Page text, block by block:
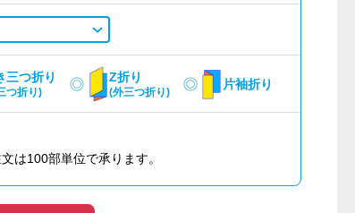
三つ折り
つ折り)
Z折り
(外三つ折り)
片袖折り
は100部単位で承ります。